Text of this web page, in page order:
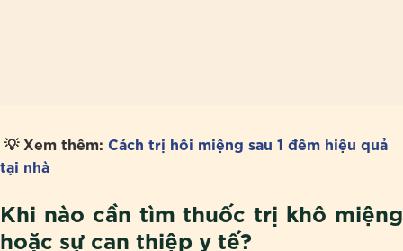
💡 Xem thêm: Cách trị hôi miệng sau 1 đêm hiệu quả
tại nhà
Khi nào cần tìm thuốc trị khô miệng
hoặc sự can thiệp y tế?